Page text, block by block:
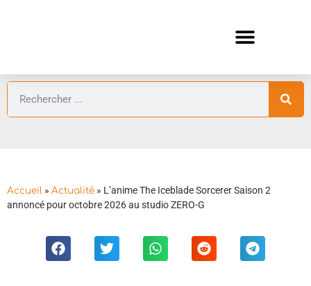
Accueil » Actualité » L’anime The Iceblade Sorcerer Saison 2
annoncé pour octobre 2026 au studio ZERO-G